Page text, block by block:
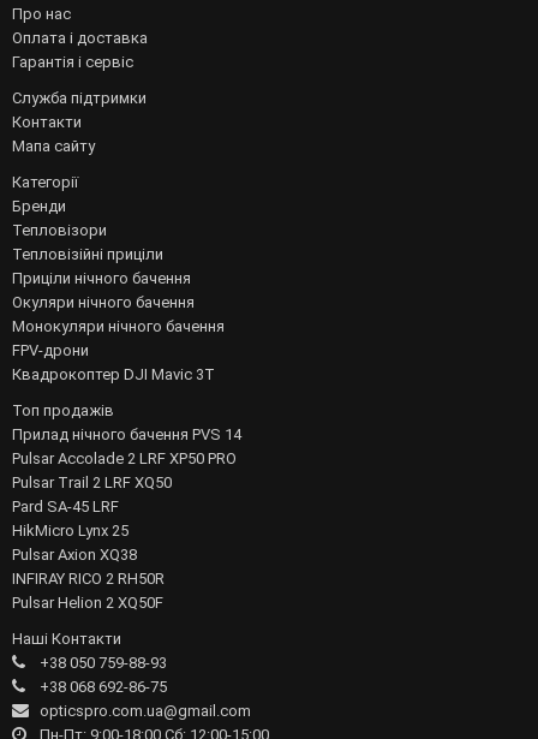
Про нас
Оплата і доставка
Гарантія і сервіс
Служба підтримки
Контакти
Мапа сайту
Категорії
Бренди
Тепловізори
Тепловізійні приціли
Приціли нічного бачення
Окуляри нічного бачення
Монокуляри нічного бачення
FPV-дрони
Квадрокоптер DJI Mavic 3T
Топ продажів
Прилад нічного бачення PVS 14
Pulsar Accolade 2 LRF XP50 PRO
Pulsar Trail 2 LRF XQ50
Pard SA-45 LRF
HikMicro Lynx 25
Pulsar Axion XQ38
INFIRAY RICO 2 RH50R
Pulsar Helion 2 XQ50F
Наші Контакти
+38 050 759-88-93
+38 068 692-86-75
opticspro.com.ua@gmail.com
Пн-Пт: 9:00-18:00 Сб: 12:00-15:00